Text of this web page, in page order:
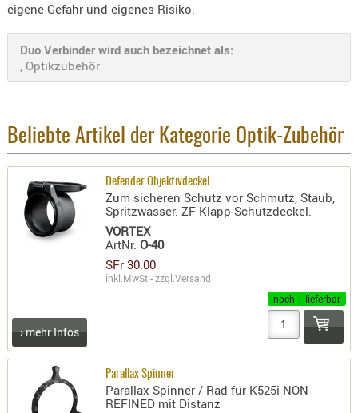
KITS
TRAGE-,
UND
eigene Gefahr und eigenes Risiko.
Duo Verbinder wird auch bezeichnet als:
, Optikzubehör
Beliebte Artikel der Kategorie Optik-Zubehör
Defender Objektivdeckel
Zum sicheren Schutz vor Schmutz, Staub,
Spritzwasser. ZF Klapp-Schutzdeckel.
VORTEX
ArtNr.O-40
SFr 30.00
inkl.MwSt - zzgl.Versand
noch 1 lieferbar
› mehr Infos
Parallax Spinner
Parallax Spinner / Rad für K525i NON
REFINED mit Distanz